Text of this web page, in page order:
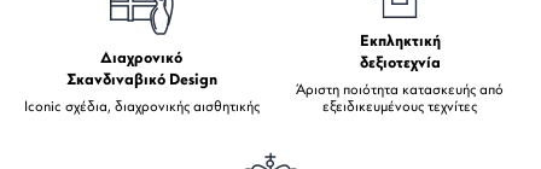
Διαχρονικό
Σκανδιναβικό Design
Iconic σχέδια, διαχρονικής αισθητικής
Εκπληκτική
δεξιοτεχνία
Άριστη ποιότητα κατασκευής από
εξειδικευμένους τεχνίτες